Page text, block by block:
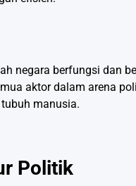
negara berfungsi dan
aktor dalam arena
manusia.
Politik